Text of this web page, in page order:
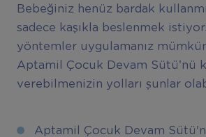
Bebeğiniz henüz bardak
sadece kaşıkla beslenmek
yöntemler uygulamanız
Aptamil Çocuk Devam Sütü’nü
verebilmenizin yolları şunlar
Aptamil Çocuk Devam